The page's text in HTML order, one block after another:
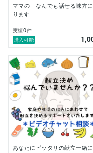
ママの なんでも話せる味方
ります
実績0件
購入可能
あなたにピッタリの献立一緒